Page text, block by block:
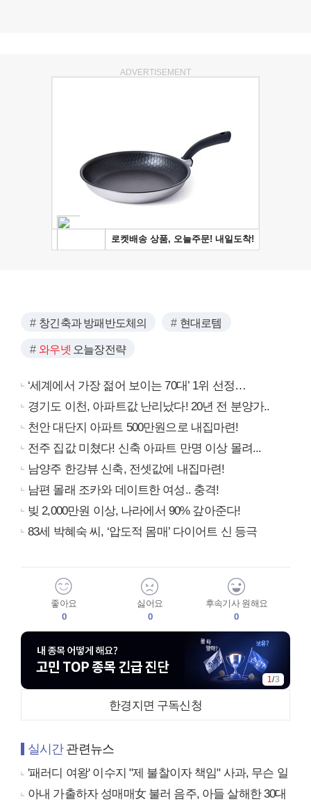
ADVERTISEMENT
창긴축과 방패반도체의 현대로템
와우넷 오늘장전략
‘세계에서 가장 젊어 보이는 70대’ 1위 선정…
경기도 이천, 아파트값 난리났다! 20년 전 분양가..
천안 대단지 아파트 500만원으로 내집마련!
전주 집값 미쳤다! 신축 아파트 만명 이상 몰려...
남양주 한강뷰 신축, 전셋값에 내집마련!
남편 몰래 조카와 데이트한 여성.. 충격!
빚 2,000만원 이상, 나라에서 90% 갚아준다!
83세 박혜숙 씨, ‘압도적 몸매’ 다이어트 신 등극
좋아요
0
싫어요
0
후속기사 원해요
0
1/3
한경지면 구독신청
실시간관련뉴스
'패러디 여왕' 이수지 "제 불찰이자 책임" 사과, 무슨 일
아내 가출하자 성매매女 불러 음주, 아들 살해한 30대